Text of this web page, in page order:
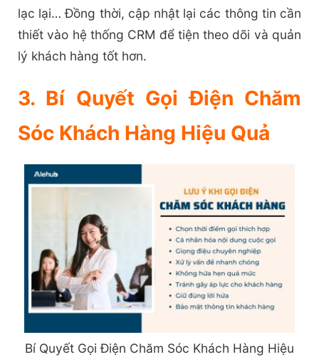
lạc lại… Đồng thời, cập nhật lại các thông tin cần
thiết vào hệ thống CRM để tiện theo dõi và quản
lý khách hàng tốt hơn.
3. Bí Quyết Gọi Điện Chăm
Sóc Khách Hàng Hiệu Quả
Bí Quyết Gọi Điện Chăm Sóc Khách Hàng Hiệu